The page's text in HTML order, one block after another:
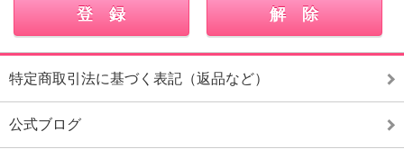
特定商取引法に基づく表記（返品など）
公式ブログ